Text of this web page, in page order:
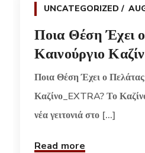
UNCATEGORIZED
Ποια Θέση Έχει
Καινούργιο
Ποια Θέση Έχει ο Πελάτας
Καζίνο_EXTRA? Το
νέα γειτονιά στο [...]
Read more